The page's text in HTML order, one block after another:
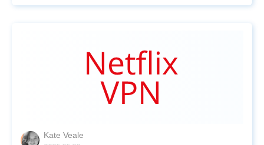
Kate Veale